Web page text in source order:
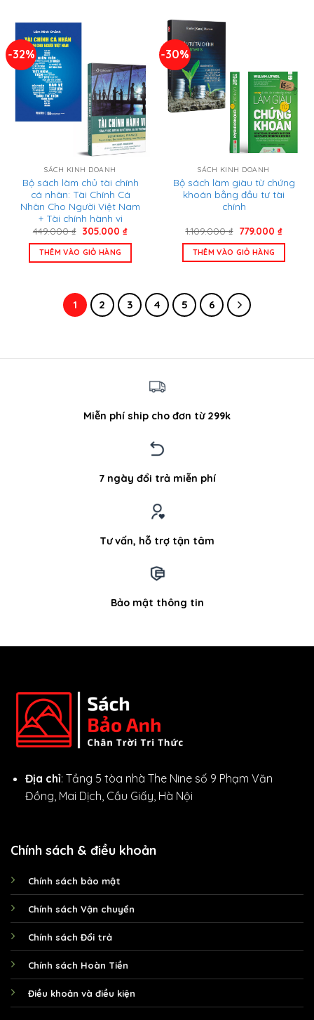
-32%
SÁCH KINH DOANH
Bộ sách làm chủ tài chính
cá nhân: Tài Chính Cá
Nhân Cho Người Việt Nam
+ Tài chính hành vi
449.000₫ Giá
là:
449.000 ₫.
305.000 ₫Giá
tại
305.000 ₫.
THÊM VÀO GIỎ HÀNG
-30%
SÁCH KINH DOANH
Bộ sách làm giàu từ chứng
khoán bằng đầu tư tài
chính
1.109.000₫ Giá
là:
1.109.000 ₫.
779.000 ₫Giá
tại
là:
THÊM VÀO GIỎ HÀNG
1 2 3 4 5 6
Miễn phí ship cho đơn từ 299k
7 ngày đổi trả miễn phí
Tư vấn, hỗ trợ tận tâm
Bảo mật thông tin
Địa chỉ: Tầng 5 tòa nhà The Nine số 9 Phạm Văn
Đồng, Mai Dịch, Cầu Giấy, Hà Nội
Chính sách & điều khoản
Chính sách bảo mật
Chính sách Vận chuyển
Chính sách Đổi trả
Chính sách Hoàn Tiền
Điều khoản và điều kiện